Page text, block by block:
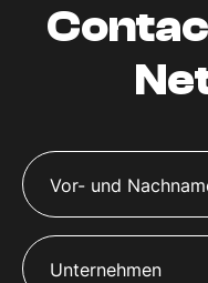
Vor- und
Unternehmen